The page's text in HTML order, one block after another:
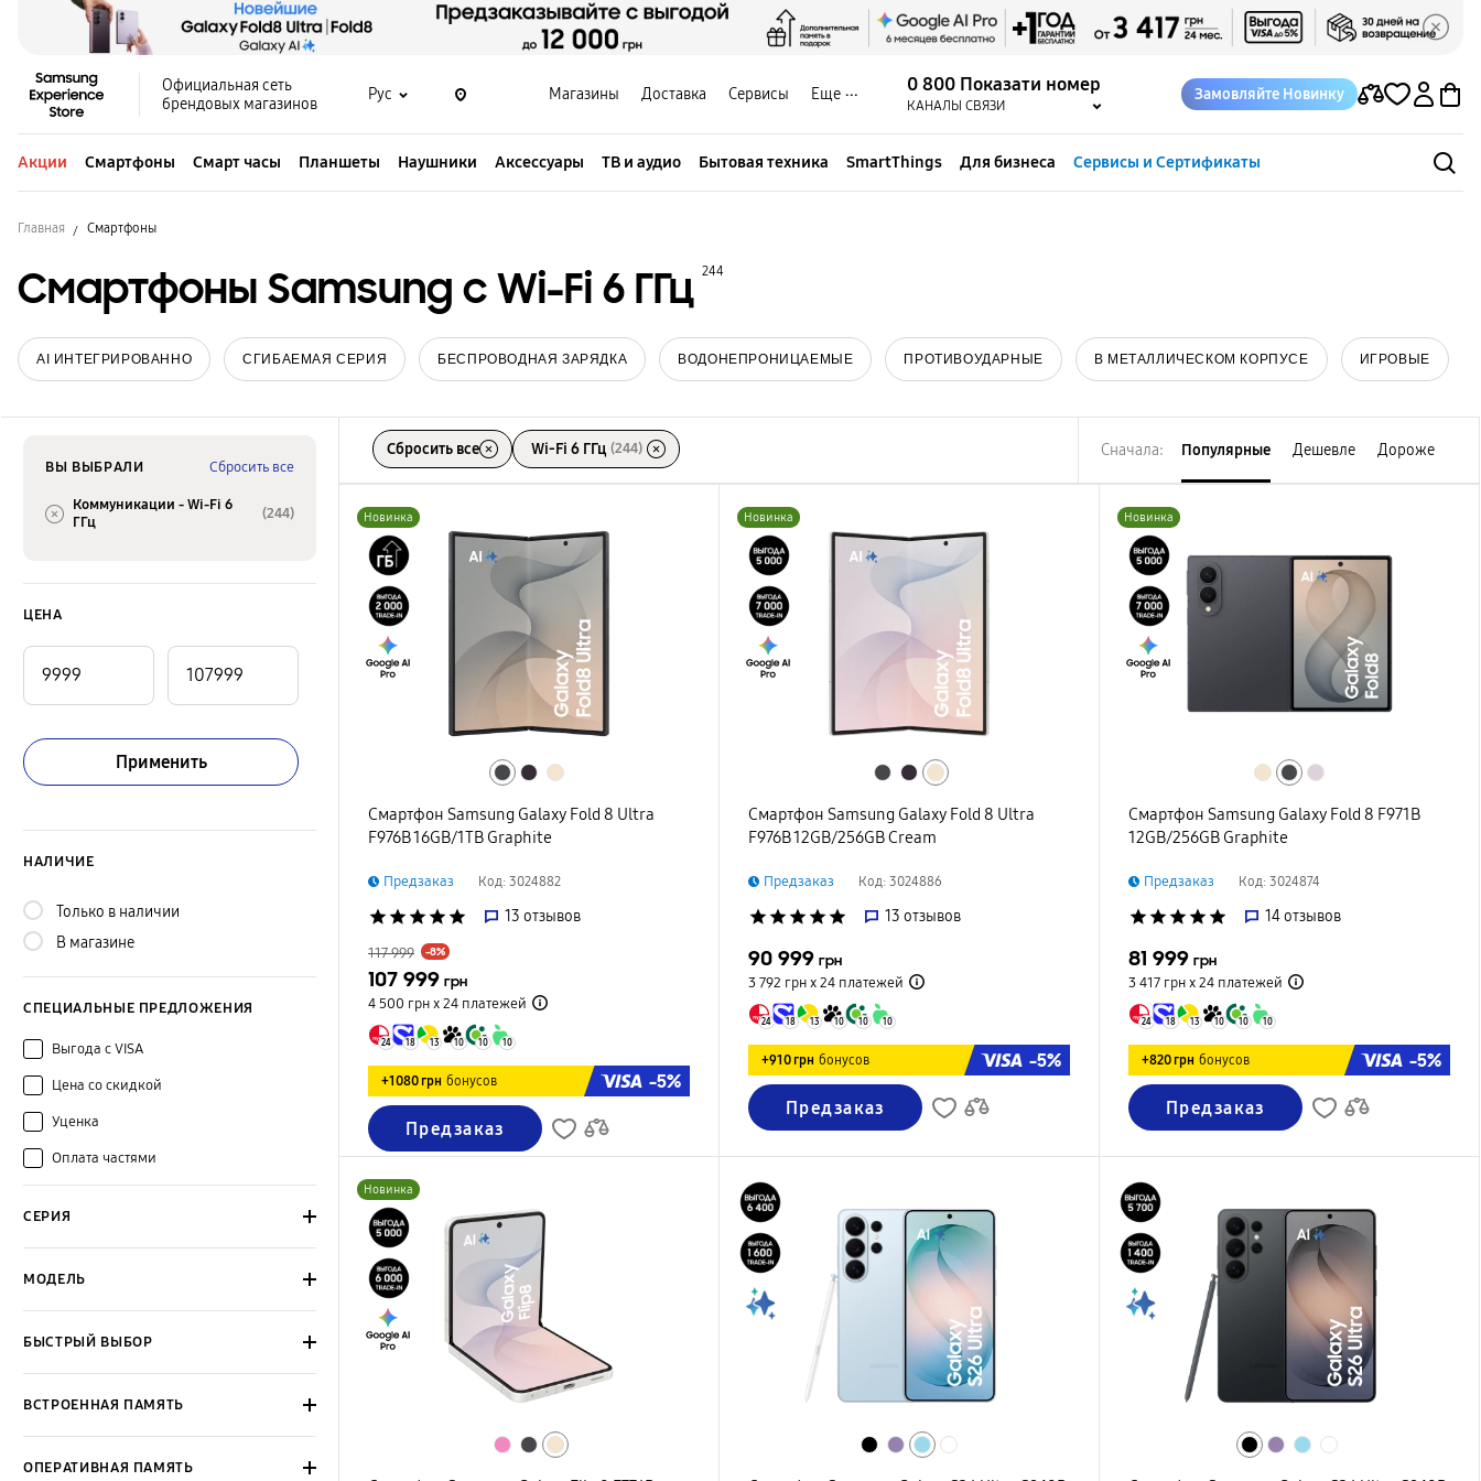
Официальная сеть
брендовых магазинов
Рус Магазины Доставка Сервисы Еще 0 800 Показати номер
КАНАЛЫ СВЯЗИ
Замовляйте Новинку
Акции Смартфоны Смарт часы Планшеты Наушники Аксессуары ТВ и аудио Бытовая техника SmartThings Для бизнеса Сервисы и Сертификаты
Главная Смартфоны
Смартфоны Samsung с Wi-Fi 6 ГГц 244
AI ИНТЕГРИРОВАННО СГИБАЕМАЯ СЕРИЯ БЕСПРОВОДНАЯ ЗАРЯДКА ВОДОНЕПРОНИЦАЕМЫЕ ПРОТИВОУДАРНЫЕ В МЕТАЛЛИЧЕСКОМ КОРПУСЕ ИГРОВЫЕ
ВЫ ВЫБРАЛИ Сбросить все
Коммуникации -Wi-Fi 6
ГГц
(244)
ЦЕНА
Применить
НАЛИЧИЕ
Только в наличии
В магазине
СПЕЦИАЛЬНЫЕ ПРЕДЛОЖЕНИЯ
Выгода с VISA
Цена со скидкой
Уценка
Оплата частями
СЕРИЯ
МОДЕЛЬ
БЫСТРЫЙ ВЫБОР
ВСТРОЕННАЯ ПАМЯТЬ
ОПЕРАТИВНАЯ ПАМЯТЬ
Сбросить все Wi-Fi 6 ГГц (244) Сначала: Популярные Дешевле Дороже
Новинка
Смартфон Samsung Galaxy Fold 8 Ultra
F976B 16GB/1TB Graphite
Предзаказ Код: 3024882
star star star star star 13 отзывов
117 999 -8%
107 999 грн
4 500 грн х 24 платежей
24 18 13 10 10 10
+1080 грн бонусов -5%
Предзаказ
Новинка
Смартфон Samsung Galaxy Fold 8 Ultra
F976B 12GB/256GB Cream
Предзаказ Код: 3024886
star star star star star 13 отзывов
90 999 грн
3 792 грн х 24 платежей
24 18 13 10 10 10
+910 грн бонусов -5%
Предзаказ
Новинка
Смартфон Samsung Galaxy Fold 8 F971B
12GB/256GB Graphite
Предзаказ Код: 3024874
star star star star star 14отзывов
81 999 грн
3 417 грн х 24 платежей
24 18 13 10 10 10
+820 грн бонусов -5%
Предзаказ
Новинка